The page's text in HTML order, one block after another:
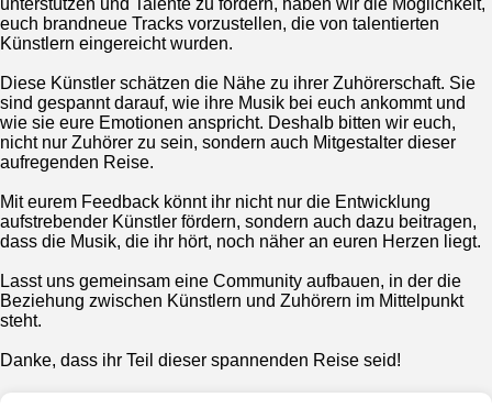
unterstützen und Talente zu fördern, haben wir die Möglichkeit,
euch brandneue Tracks vorzustellen, die von talentierten
Künstlern eingereicht wurden.
Diese Künstler schätzen die Nähe zu ihrer Zuhörerschaft. Sie
sind gespannt darauf, wie ihre Musik bei euch ankommt und
wie sie eure Emotionen anspricht. Deshalb bitten wir euch,
nicht nur Zuhörer zu sein, sondern auch Mitgestalter dieser
aufregenden Reise.
Mit eurem Feedback könnt ihr nicht nur die Entwicklung
aufstrebender Künstler fördern, sondern auch dazu beitragen,
dass die Musik, die ihr hört, noch näher an euren Herzen liegt.
Lasst uns gemeinsam eine Community aufbauen, in der die
Beziehung zwischen Künstlern und Zuhörern im Mittelpunkt
steht.
Danke, dass ihr Teil dieser spannenden Reise seid!